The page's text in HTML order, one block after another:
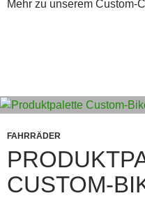
Mehr zu unserem Custom-
FAHRRÄDER
CUSTOM-